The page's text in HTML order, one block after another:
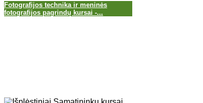
Fotografijos technika ir meninės
fotografijos pagrindų kursai -...